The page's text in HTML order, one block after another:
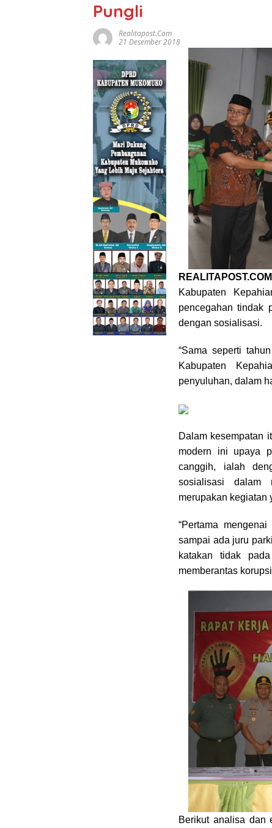
Pungli
Realitapost.com
21 Desember 2018
Kabupaten
pencegahan tindak
dengan sosialisasi.
“Sama seperti
Kabupaten
penyuluhan, dalam
Dalam kesempatan
modern ini upaya
canggih, ialah
sosialisasi dalam
merupakan kegiatan
“Pertama
sampai ada juru
katakan tidak
memberantas
Berikut analisa dan